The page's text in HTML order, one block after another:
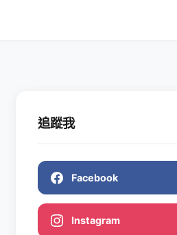
追蹤我
Facebook
Instagram